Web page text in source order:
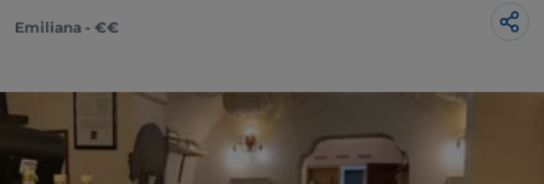
Emiliana - €€